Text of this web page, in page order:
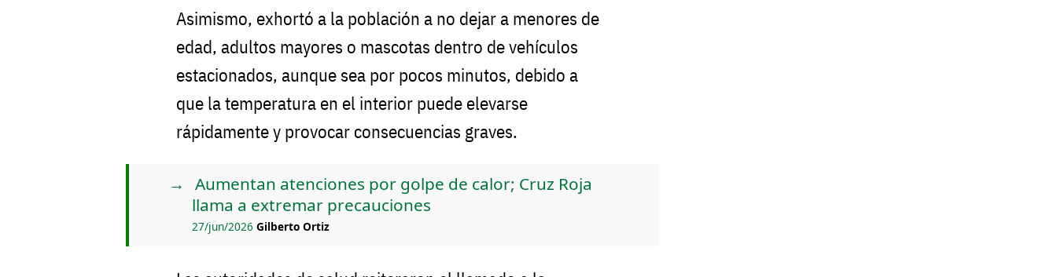
Asimismo, exhortó a la población a no dejar a menores de
edad, adultos mayores o mascotas dentro de vehículos
estacionados, aunque sea por pocos minutos, debido a
que la temperatura en el interior puede elevarse
rápidamente y provocar consecuencias graves.
Aumentan atenciones por golpe de calor; Cruz Roja
llama a extremar precauciones
27/jun/2026 Gilberto Ortiz